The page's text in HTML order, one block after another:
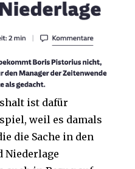
ist dafür
weil es damals
die Sache in den
Niederlage